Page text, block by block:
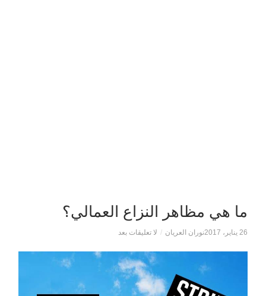
ما هي مظاهر النزاع العمالي؟
26 يناير، 2017 نوران العريان / لا تعليقات بعد